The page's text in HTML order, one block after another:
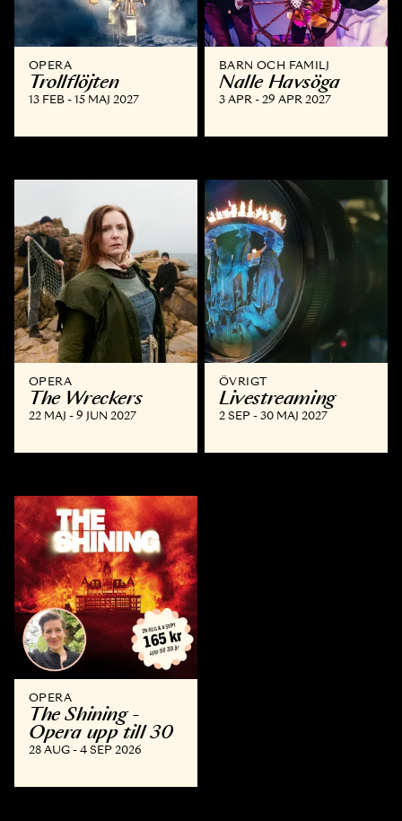
OPERA
Trollflöjten
13 FEB - 15 MAJ 2027
BARN OCH FAMILJ
Nalle Havsöga
3 APR - 29 APR 2027
OPERA
The Wreckers
22 MAJ - 9 JUN 2027
ÖVRIGT
Livestreaming
2 SEP - 30 MAJ 2027
OPERA
The Shining -
Opera upp till 30
28 AUG - 4 SEP 2026